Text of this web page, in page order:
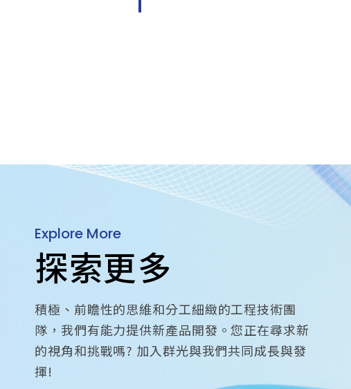
Explore More
探索更多
積極、前瞻性的思維和分工細緻的工程技術團
隊，我們有能力提供新產品開發。您正在尋求新
的視角和挑戰嗎? 加入群光與我們共同成長與發
揮!